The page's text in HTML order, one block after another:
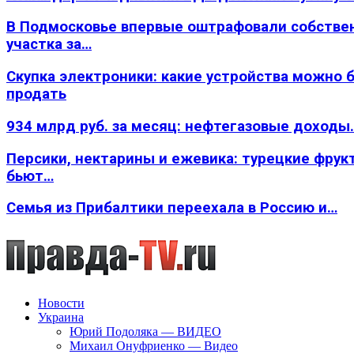
В Подмосковье впервые оштрафовали
участка за…
Скупка электроники: какие устройства можно
продать
934 млрд руб. за месяц: нефтегазовые
Персики, нектарины и ежевика: турецкие
бьют…
Семья из Прибалтики переехала в Россию и…
Новости
Украина
Юрий Подоляка — ВИДЕО
Михаил Онуфриенко — Видео